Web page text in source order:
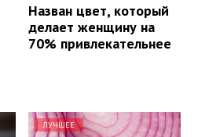
Назван цвет, который
делает женщину на
70% привлекательнее
ЛУЧШЕЕ